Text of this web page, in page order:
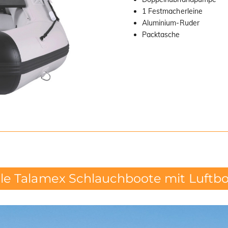
1 Festmacherleine
Aluminium-Ruder
Packtasche
Talamex Schlauchboote mit